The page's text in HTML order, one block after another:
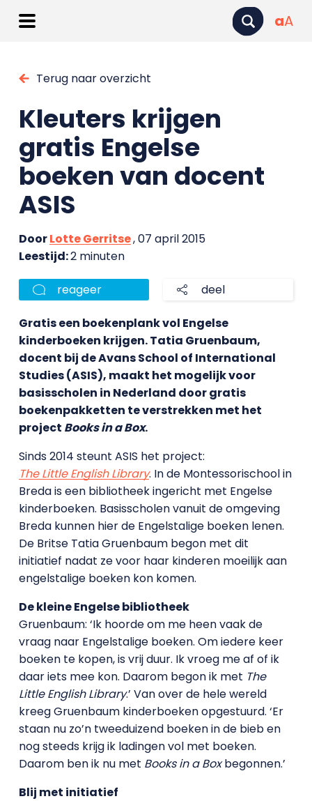
aA
Terug naar overzicht
Kleuters krijgen
gratis Engelse
boeken van docent
ASIS
DoorLotte Gerritse, 07 april 2015
Leestijd:2 minuten
reageer deel
Gratis een boekenplank vol Engelse
kinderboeken krijgen. Tatia Gruenbaum,
docent bij de Avans School of International
Studies (ASIS), maakt het mogelijk voor
basisscholen in Nederland door gratis
boekenpakketten te verstrekken met het
project Books in a Box.
Sinds 2014 steunt ASIS het project:
The Little English Library. In de Montessorischool in
Breda is een bibliotheek ingericht met Engelse
kinderboeken. Basisscholen vanuit de omgeving
Breda kunnen hier de Engelstalige boeken lenen.
De Britse Tatia Gruenbaum begon met dit
initiatief nadat ze voor haar kinderen moeilijk aan
engelstalige boeken kon komen.
De kleine Engelse bibliotheek
Gruenbaum: ‘Ik hoorde om me heen vaak de
vraag naar Engelstalige boeken. Om iedere keer
boeken te kopen, is vrij duur. Ik vroeg me af of ik
daar iets mee kon. Daarom begon ik met The
Little English Library.’ Van over de hele wereld
kreeg Gruenbaum kinderboeken opgestuurd. ‘Er
staan nu zo’n tweeduizend boeken in de bieb en
nog steeds krijg ik ladingen vol met boeken.
Daarom ben ik nu met Books in a Boxbegonnen.’
Blij met initiatief